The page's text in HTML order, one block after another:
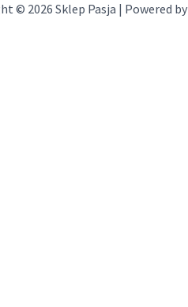
© 2026 Sklep Pasja | Powered by